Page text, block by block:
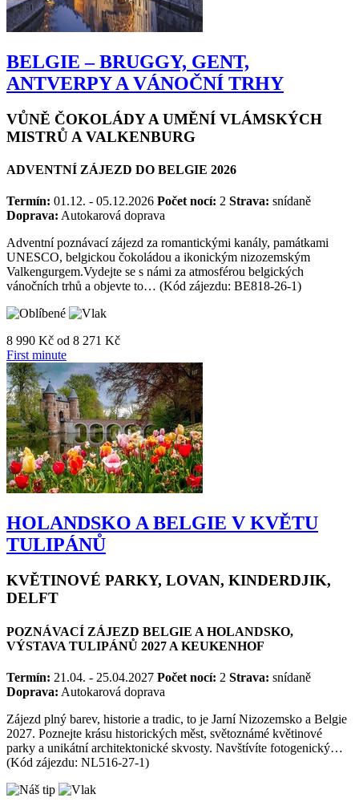
BELGIE – BRUGGY, GENT,
ANTVERPY A VÁNOČNÍ TRHY
VŮNĚ ČOKOLÁDY A UMĚNÍ VLÁMSKÝCH
MISTRŮ A VALKENBURG
ADVENTNÍ ZÁJEZD DO BELGIE 2026
Termín: 01.12. - 05.12.2026 Počet nocí: 2 Strava: snídaně
Doprava: Autokarová doprava
Adventní poznávací zájezd za romantickými kanály, památkami
UNESCO, belgickou čokoládou a ikonickým nizozemským
Valkengurgem.Vydejte se s námi za atmosférou belgických
vánočních trhů a objevte to… (Kód zájezdu: BE818-26-1)
8 990 Kč od 8 271 Kč
First minute
HOLANDSKO A BELGIE V KVĚTU
TULIPÁNŮ
KVĚTINOVÉ PARKY, LOVAN, KINDERDJIK,
DELFT
POZNÁVACÍ ZÁJEZD BELGIE A HOLANDSKO,
VÝSTAVA TULIPÁNŮ 2027 A KEUKENHOF
Termín: 21.04. - 25.04.2027 Počet nocí: 2 Strava: snídaně
Doprava: Autokarová doprava
Zájezd plný barev, historie a tradic, to je Jarní Nizozemsko a Belgie
2027. Poznejte krásu historických měst, světoznámé květinové
parky a unikátní architektonické skvosty. Navštívíte fotogenický…
(Kód zájezdu: NL516-27-1)